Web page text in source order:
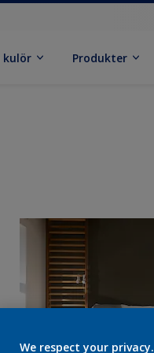
kulör Produkter
We respect your privacy.